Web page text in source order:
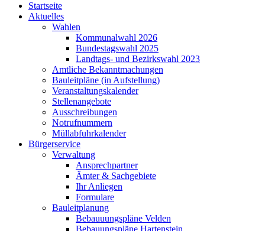
Startseite
Aktuelles
Wahlen
Kommunalwahl 2026
Bundestagswahl 2025
Landtags- und Bezirkswahl 2023
Amtliche Bekanntmachungen
Bauleitpläne (in Aufstellung)
Veranstaltungskalender
Stellenangebote
Ausschreibungen
Notrufnummern
Müllabfuhrkalender
Bürgerservice
Verwaltung
Ansprechpartner
Ämter & Sachgebiete
Ihr Anliegen
Formulare
Bauleitplanung
Bebauuungspläne Velden
Bebauungspläne Hartenstein